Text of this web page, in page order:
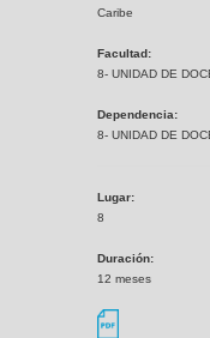
Caribe
Facultad:
8- UNIDAD DE
Dependencia:
8- UNIDAD DE
Lugar:
8
Duración:
12 meses